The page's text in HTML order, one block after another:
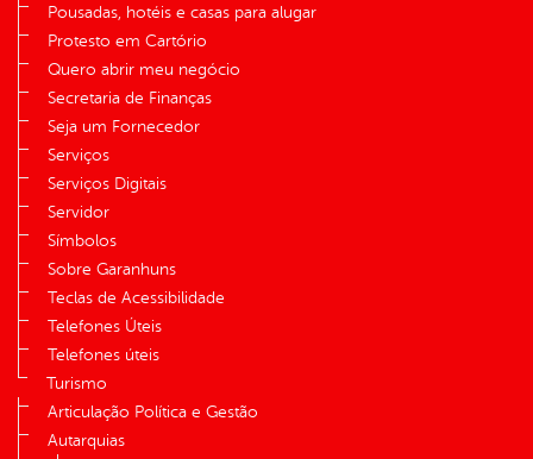
Pousadas, hotéis e casas para alugar
Protesto em Cartório
Quero abrir meu negócio
Secretaria de Finanças
Seja um Fornecedor
Serviços
Serviços Digitais
Servidor
Símbolos
Sobre Garanhuns
Teclas de Acessibilidade
Telefones Úteis
Telefones úteis
Turismo
Articulação Política e Gestão
Autarquias